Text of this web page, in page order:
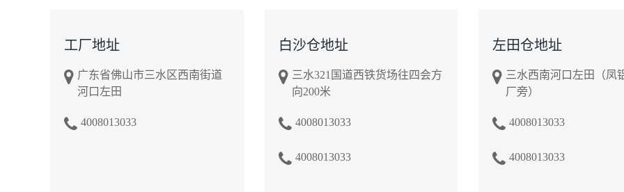
工厂地址
广东省佛山市三水区西南街道
河口左田
4008013033
白沙仓地址
三水321国道西铁货场往四会方
向200米
4008013033
4008013033
左田仓地址
三水西南河口左田（凤
厂旁）
4008013033
4008013033